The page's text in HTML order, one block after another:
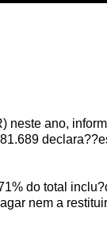
neste ano,
do total
nem a